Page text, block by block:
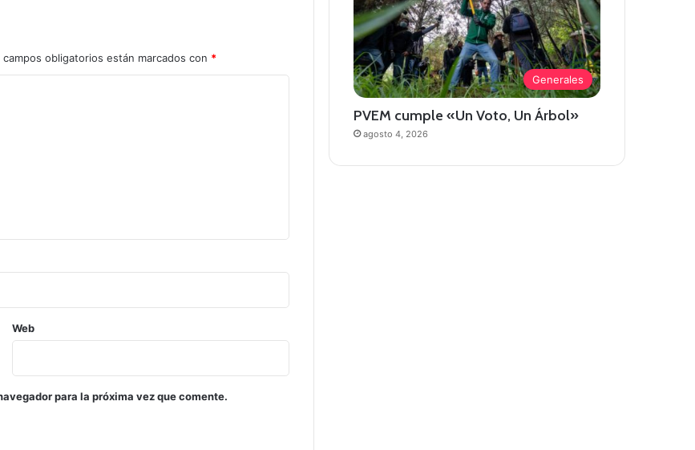
campos obligatorios están marcados con *
Web
para la próxima vez que comente.
Generales
PVEM cumple «Un Voto, Un Árbol»
agosto 4, 2026